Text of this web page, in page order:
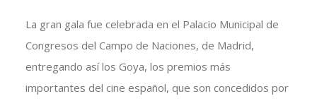
La gran gala fue celebrada en el Palacio Municipal de
Congresos del Campo de Naciones, de Madrid,
entregando así los Goya, los premios más
importantes del cine español, que son concedidos por